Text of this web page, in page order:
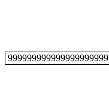
999999999999999999999